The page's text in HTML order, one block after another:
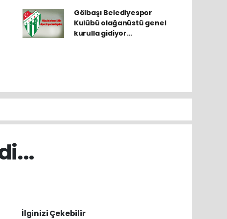
Gölbaşı Belediyespor
Kulübü olağanüstü genel
kurulla gidiyor…
İlginizi Çekebilir